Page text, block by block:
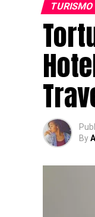
TURISMO
By